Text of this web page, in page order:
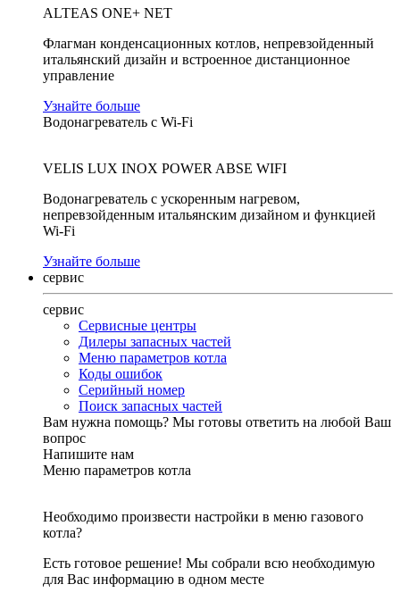
ALTEAS ONE+ NET
Флагман конденсационных котлов, непревзойденный
итальянский дизайн и встроенное дистанционное
управление
Узнайте больше
Водонагреватель с Wi-Fi
VELIS LUX INOX POWER ABSE WIFI
Водонагреватель с ускоренным нагревом,
непревзойденным итальянским дизайном и функцией
Wi-Fi
Узнайте больше
сервис
сервис
Сервисные центры
Дилеры запасных частей
Меню параметров котла
Коды ошибок
Серийный номер
Поиск запасных частей
Вам нужна помощь? Мы готовы ответить на любой Ваш
вопрос
Напишите нам
Меню параметров котла
Необходимо произвести настройки в меню газового
котла?
Есть готовое решение! Мы собрали всю необходимую
для Вас информацию в одном месте